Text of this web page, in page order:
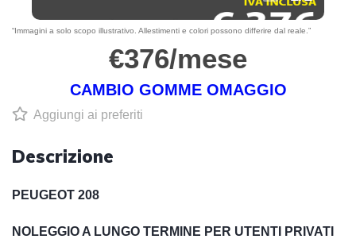
“Immagini a solo scopo illustrativo. Allestimenti e colori possono differire dal reale.”
€376/mese
CAMBIO GOMME OMAGGIO
Aggiungi ai preferiti
Descrizione
PEUGEOT 208
NOLEGGIO A LUNGO TERMINE PER UTENTI PRIVATI